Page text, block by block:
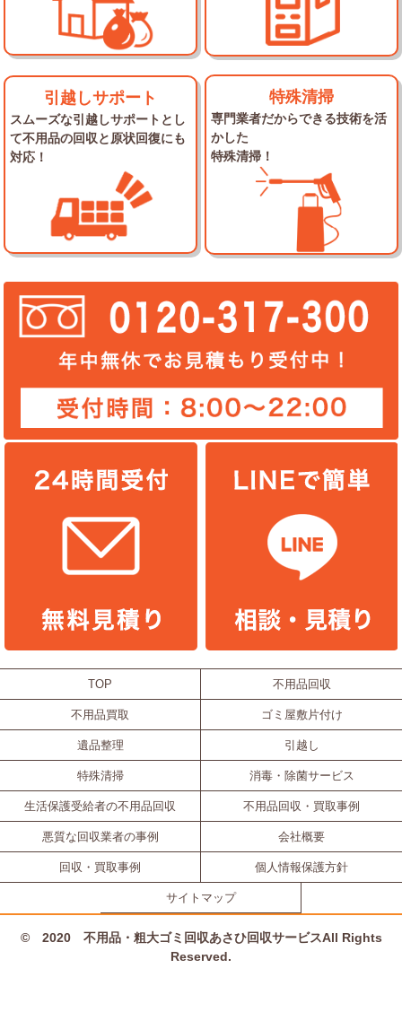
引越しサポート
スムーズな引越しサポートとし
て不用品の回収と原状回復にも
対応！
特殊清掃
専門業者だからできる技術を活
かした
特殊清掃！
TOP 不用品回収
不用品買取 ゴミ屋敷片付け
遺品整理 引越し
特殊清掃 消毒・除菌サービス
生活保護受給者の不用品回収 不用品回収・買取事例
悪質な回収業者の事例 会社概要
回収・買取事例 個人情報保護方針
サイトマップ
© 2020 不用品・粗大ゴミ回収あさひ回収サービスAll Rights
Reserved.